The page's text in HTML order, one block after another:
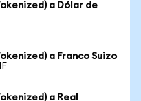
a Dólar de
a Franco Suizo
a Real